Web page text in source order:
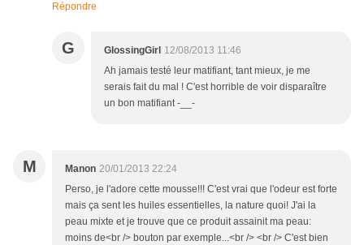
Répondre
G GlossingGirl 12/08/2013 11:46
Ah jamais testé leur matifiant, tant mieux, je me
serais fait du mal ! C'est horrible de voir disparaître
un bon matifiant -__-
M Manon 20/01/2013 22:24
Perso, je l'adore cette mousse!!! C'est vrai que l'odeur est forte
mais ça sent les huiles essentielles, la nature quoi! J'ai la
peau mixte et je trouve que ce produit assainit ma peau:
moins de<br /> bouton par exemple...<br /> <br /> C'est bien